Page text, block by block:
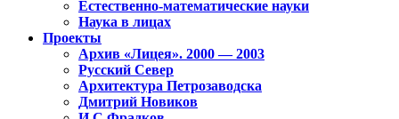
Естественно-математические науки
Наука в лицах
Проекты
Архив «Лицея». 2000 — 2003
Русский Север
Архитектура Петрозаводска
Дмитрий Новиков